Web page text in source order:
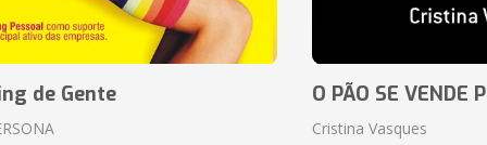
de Gente O PÃO SE VENDE
Cristina Vasques